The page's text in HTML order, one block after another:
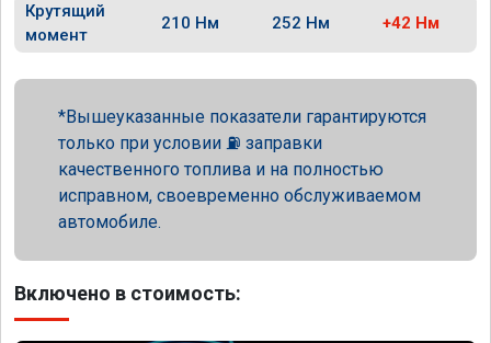
Крутящий
момент
210 Нм 252 Нм +42 Нм
Вышеуказанные показатели гарантируются
только при условии ⛽ заправки
качественного топлива и на полностью
исправном, своевременно обслуживаемом
автомобиле.
Включено в стоимость: